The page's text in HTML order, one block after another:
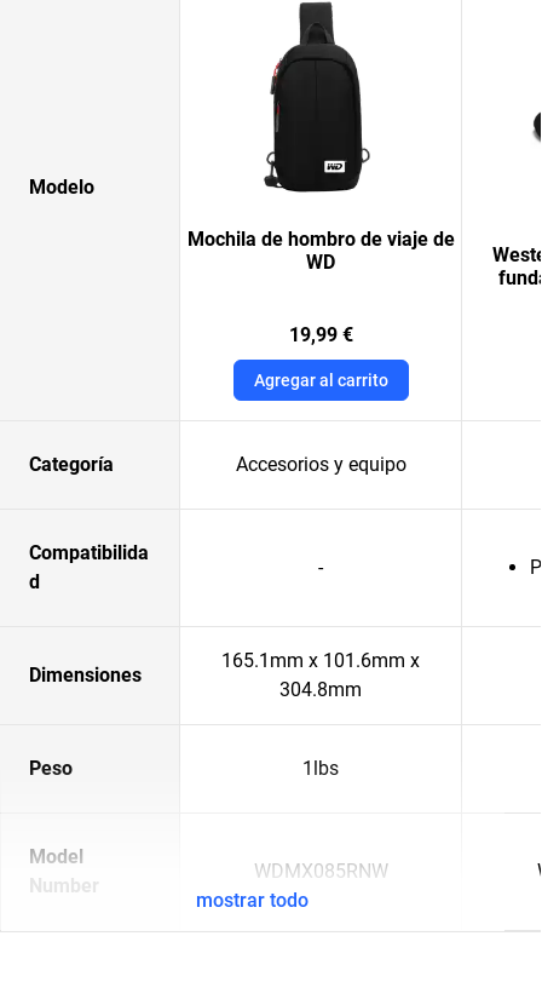
Modelo
Mochila de hombro de viaje de
WD
19,99 €
Agregar al carrito
Categoría Accesorios y equipo
Compatibilida
d
-
Dimensiones
165.1mm x 101.6mm x
304.8mm
Peso 1lbs
Model
Number
WDMX085RNW
mostrar todo